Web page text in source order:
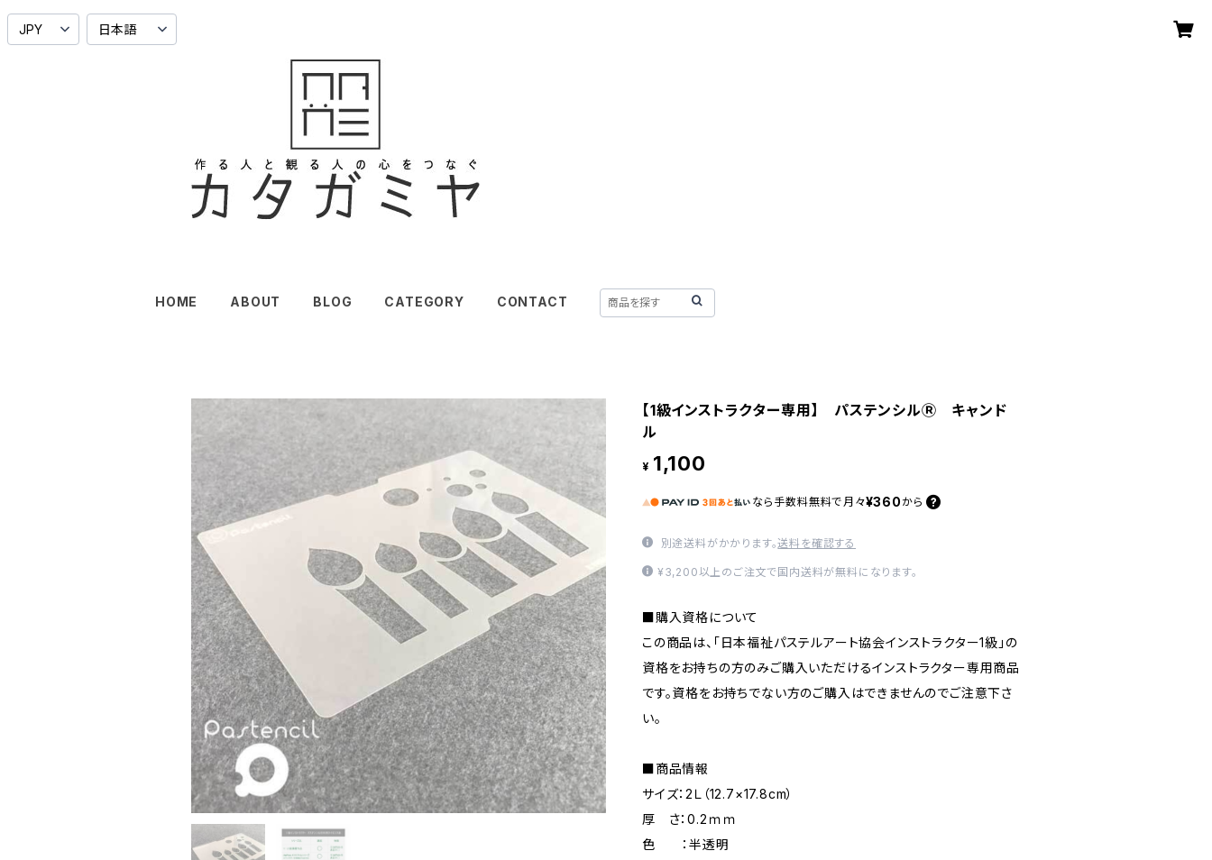
HOME ABOUT BLOG CATEGORY CONTACT
【1級インストラクター専用】 パステンシルⓇ キャンド
ル
¥ 1,100
なら 手数料無料で 月々¥360 から
別途送料がかかります。送料を確認する
¥3,200以上のご注文で国内送料が無料になります。
■購入資格について
この商品は、「日本福祉パステルアート協会インストラクター1級」の
資格をお持ちの方のみご購入いただけるインストラクター専用商品
です。資格をお持ちでない方のご購入はできませんのでご注意下さ
い。
■商品情報
サイズ：2Ｌ（12.7×17.8cm）
厚 さ：0.2ｍｍ
色 ：半透明